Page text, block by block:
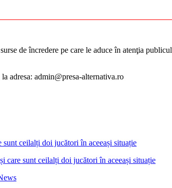
de încredere pe care le aduce în atenţia
adresa: admin@presa-alternativa.ro
care sunt ceilalți doi jucători în aceeași situație